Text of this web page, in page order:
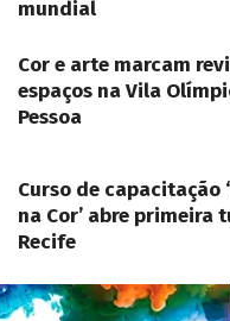
mundial
Cor e arte marcam
espaços na Vila
Pessoa
Curso de capacitação
na Cor’ abre primeira
Recife